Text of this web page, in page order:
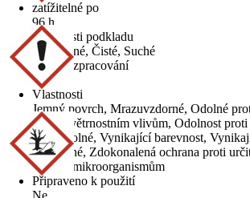
zatížitelné po
96 h
Vlastnosti podkladu
Bezprašné, Čisté, Suché
Teplota zpracování
12 °C
Vlastnosti
Jemný povrch, Mrazuvzdorné, Odolné
vůči povětrnostním vlivům, Odolnost proti
Voděodolné, Vynikající barevnost,
zatížitelné, Zdokonalená ochrana proti
plísním/mikroorganismům
Připraveno k použití
Ne